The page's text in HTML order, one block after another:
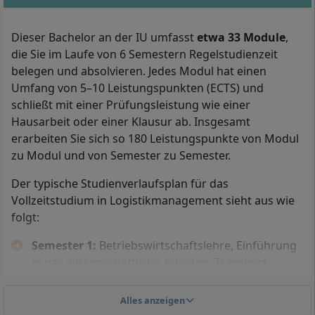
Mit Ihrem Bachelor in Logistikmanagement arbeiten Sie
beispielsweise als Supply Chain Manager bzw. Managerin, als
Projektleitung Logistikplanung oder als Teammanager
Kontraktlogistik.
Ins berufsbegleitende Fernstudium
Logistikmanagement an der IU Internationalen
Hochschule können Sie zugelassen werden, wenn Sie
entweder ein Abitur(die allgemeine Hochschulreife),
ein Fachabitur oder die fachgebundene
Hochschulreife vorlegen.
Darüber hinaus können Sie
auch ohne Abiturstudieren. Um ohne Abitur ins IU-
geprüften Betriebswirtin, bzw. einen Meisterbrief vor.
Dieser Bachelor an der IU umfasstetwa 33 Module,
die Sie im Laufe von 6 Semestern Regelstudienzeit
belegen und absolvieren. Jedes Modul hat einen
Umfang von 5–10 Leistungspunkten (ECTS) und
schließt mit einer Prüfungsleistung wie einer
Hausarbeit oder einer Klausur ab. Insgesamt
erarbeiten Sie sich so 180 Leistungspunkte von Modul
zu Modul und von Semester zu Semester.
Der typische Studienverlaufsplan für das
Vollzeitstudium in Logistikmanagement sieht aus wie
folgt:
Semester 1: Betriebswirtschaftslehre, Einführung
Internet of Things, Grundl. des Logistik- u.
Alles anzeigen